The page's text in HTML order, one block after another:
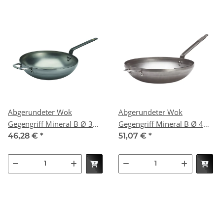
Abgerundeter Wok
Gegengriff Mineral B Ø 32
cm
46,28 € *
Abgerundeter Wok
Gegengriff Mineral B Ø 40
cm
51,07 € *